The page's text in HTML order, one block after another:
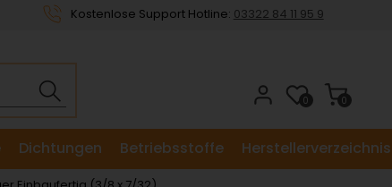
Kostenlose Support Hotline: 03322 84 11 95 9
0
0
Dichtungen Betriebsstoffe Herstellerverzeichnis